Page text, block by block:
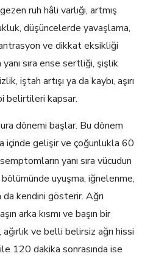
ruh hâli varlığı, artmış
düşüncelerde yavaşlama,
ve dikkat eksikliği
sıra ense sertliği, şişlik
iştah artışı ya da kaybı, aşırı
belirtileri kapsar.
dönemi başlar. Bu dönem
içinde gelişir ve çoğunlukla 60
yanı sıra vücudun
bölümünde uyuşma, iğnelenme,
kendini gösterir. Ağrı
arka kısmı ve başın bir
ve belli belirsiz ağrı hissi
120 dakika sonrasında ise